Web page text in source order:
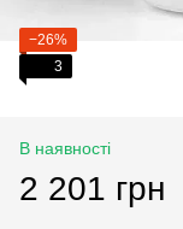
−26%
3
В наявності
2 201 грн